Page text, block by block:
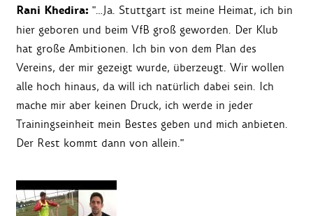
Rani Khedira: "…Ja. Stuttgart ist meine Heimat, ich bin
hier geboren und beim VfB groß geworden. Der Klub
hat große Ambitionen. Ich bin von dem Plan des
Vereins, der mir gezeigt wurde, überzeugt. Wir wollen
alle hoch hinaus, da will ich natürlich dabei sein. Ich
mache mir aber keinen Druck, ich werde in jeder
Trainingseinheit mein Bestes geben und mich anbieten.
Der Rest kommt dann von allein."